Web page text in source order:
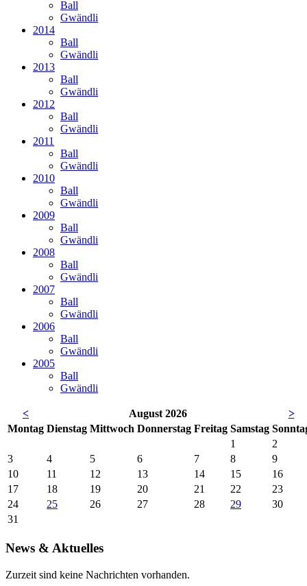
Ball
Gwändli
2014
Ball
Gwändli
2013
Ball
Gwändli
2012
Ball
Gwändli
2011
Ball
Gwändli
2010
Ball
Gwändli
2009
Ball
Gwändli
2008
Ball
Gwändli
2007
Ball
Gwändli
2006
Ball
Gwändli
2005
Ball
Gwändli
< August 2026
>
Montag Dienstag Mittwoch Donnerstag Freitag Samstag So
1
2
3
4 5 6 7 8
9
10
11 12 13 14 15
16
17
18 19 20 21 22
23
24
25 26 27 28 29
30
31
News & Aktuelles
Zurzeit sind keine Nachrichten vorhanden.